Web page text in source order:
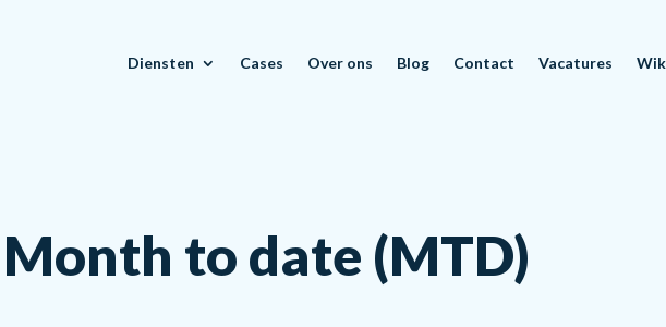
Diensten Cases Over ons Blog Contact Vacatures
Month to date (MTD)